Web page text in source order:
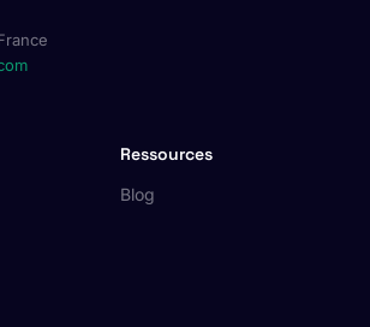
Ressources
Blog